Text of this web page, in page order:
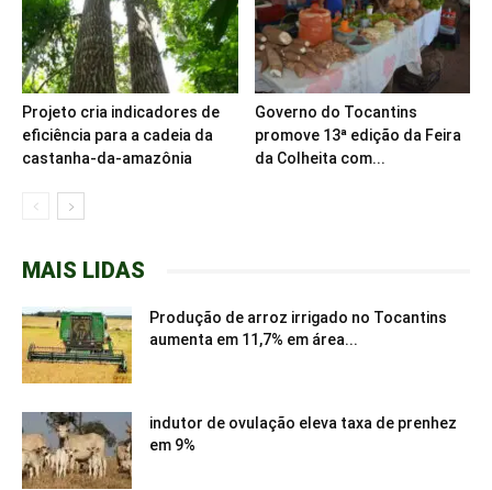
Projeto cria indicadores de
eficiência para a cadeia da
castanha-da-amazônia
Governo do Tocantins
promove 13ª edição da Feira
da Colheita com...
MAIS LIDAS
Produção de arroz irrigado no Tocantins
aumenta em 11,7% em área...
indutor de ovulação eleva taxa de prenhez
em 9%